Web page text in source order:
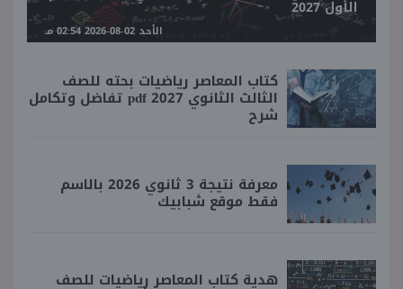
الأول 2027
الأحد 02-08-2026 02:54 مـ
كتاب المعاصر رياضيات بحته للصف
الثالث الثانوي 2027 pdf تفاضل وتكامل
شرح
معرفة نتيجة 3 ثانوي 2026 بالاسم
فقط موقع شبابيك
هدية كتاب المعاصر رياضيات للصف